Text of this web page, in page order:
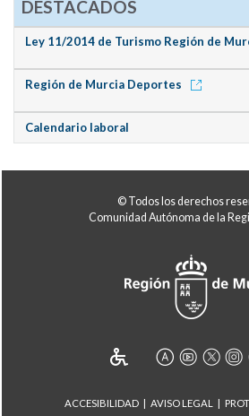
DESTACADOS
Ley 11/2014 de Turismo Región de
Región de Murcia Deportes
Calendario laboral
© Todos los derechos
Comunidad Autónoma de la
ACCESIBILIDAD AVISO LEGAL